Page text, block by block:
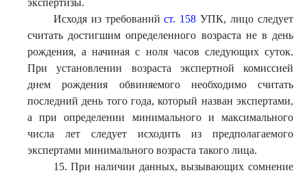
экспертизы.
Исходя из требованийст. 158 УПК, лицо следует
считать достигшим определенного возраста не в день
рождения, а начиная с ноля часов следующих суток.
При установлении возраста экспертной комиссией
днем рождения обвиняемого необходимо считать
последний день того года, который назван экспертами,
а при определении минимального и максимального
числа лет следует исходить из предполагаемого
экспертами минимального возраста такого лица.
15. При наличии данных, вызывающих сомнение